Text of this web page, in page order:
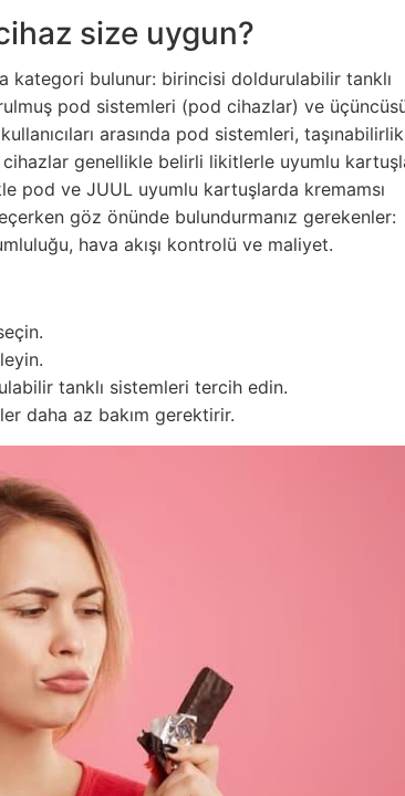
size uygun?
kategori bulunur: birincisi doldurulabilir tanklı
pod sistemleri (pod cihazlar) ve
kullanıcıları arasında pod sistemleri, taşınabilirlik
cihazlar genellikle belirli likitlerle uyumlu
pod ve JUUL uyumlu kartuşlarda kremamsı
göz önünde bulundurmanız gerekenler:
hava akışı kontrolü ve maliyet.
tanklı sistemleri tercih edin.
daha az bakım gerektirir.